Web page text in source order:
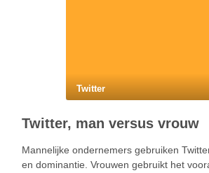
Twitter
Twitter, man versus vrouw
Mannelijke ondernemers gebruiken
en dominantie. Vrouwen gebruikt het